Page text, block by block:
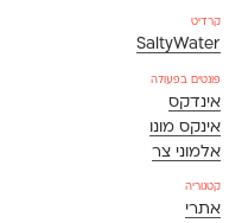
קרדיט
SaltyWater
פונטים בפעולה
אינדקס
אינקס מונו
אלמוני צר
קטגוריה
אתרי